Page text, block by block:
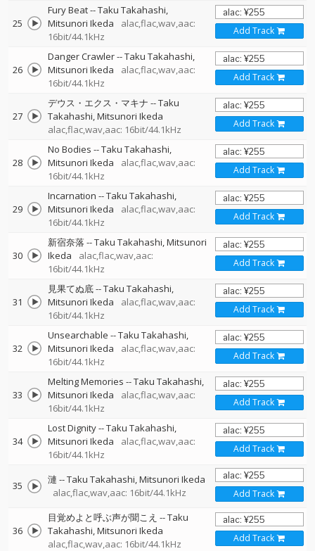
25
Fury Beat--Taku Takahashi
Mitsunori Ikeda
alac,flac,wav,aac:
16bit/44.1kHz
Add Track
26
Danger Crawler--Taku Takahashi
Mitsunori Ikeda
alac,flac,wav,aac:
16bit/44.1kHz
Add Track
27
デウス・エクス・マキナ --Taku
Takahashi Mitsunori Ikeda
alac,flac,wav,aac: 16bit/44.1kHz
Add Track
28
No Bodies --Taku Takahashi
Mitsunori Ikeda
alac,flac,wav,aac:
16bit/44.1kHz
Add Track
29
Incarnation --Taku Takahashi
Mitsunori Ikeda
alac,flac,wav,aac:
16bit/44.1kHz
Add Track
30
新宿奈落 --Taku Takahashi Mitsunori
Ikeda
alac,flac,wav,aac:
16bit/44.1kHz
Add Track
31
見果てぬ底--Taku Takahashi
Mitsunori Ikeda
alac,flac,wav,aac:
16bit/44.1kHz
Add Track
32
Unsearchable --Taku Takahashi
Mitsunori Ikeda
alac,flac,wav,aac:
16bit/44.1kHz
Add Track
33
Melting Memories --Taku Takahashi
Mitsunori Ikeda
alac,flac,wav,aac:
16bit/44.1kHz
Add Track
34
Lost Dignity--Taku Takahashi
Mitsunori Ikeda
alac,flac,wav,aac:
16bit/44.1kHz
Add Track
35 漣 --Taku Takahashi Mitsunori Ikeda
alac,flac,wav,aac: 16bit/44.1kHz
Add Track
36
目覚めよと呼ぶ声が聞こえ --Taku
Takahashi Mitsunori Ikeda
alac,flac,wav,aac: 16bit/44.1kHz
Add Track